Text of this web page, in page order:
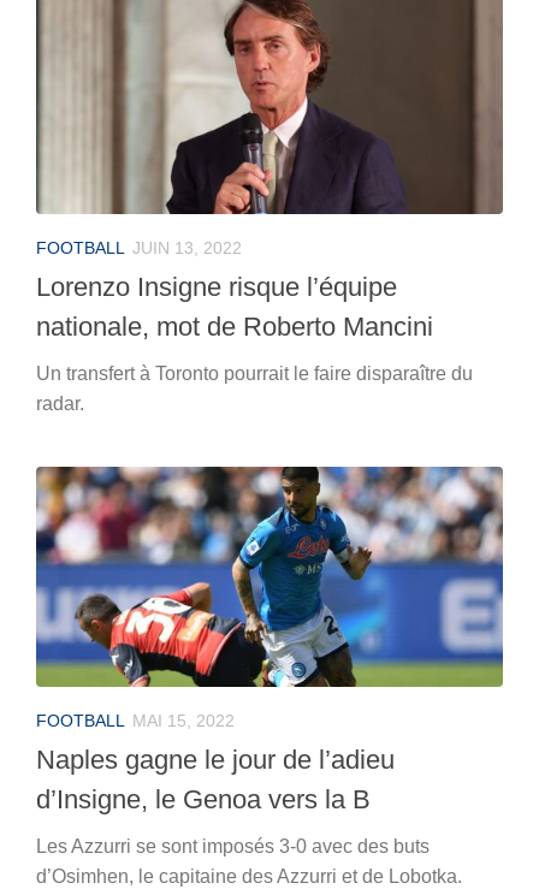
FOOTBALL JUIN 13, 2022
Lorenzo Insigne risque l’équipe
nationale, mot de Roberto Mancini
Un transfert à Toronto pourrait le faire disparaître du
radar.
FOOTBALL MAI 15, 2022
Naples gagne le jour de l’adieu
d’Insigne, le Genoa vers la B
Les Azzurri se sont imposés 3-0 avec des buts
d’Osimhen, le capitaine des Azzurri et de Lobotka.